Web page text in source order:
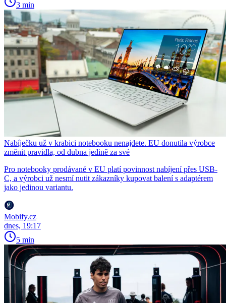
3 min
Nabíječku už v krabici notebooku nenajdete. EU donutila výrobce
změnit pravidla, od dubna jedině za své
Pro notebooky prodávané v EU platí povinnost nabíjení přes USB-
C, a výrobci už nesmí nutit zákazníky kupovat balení s adaptérem
jako jedinou variantu.
Mobify.cz
dnes, 19:17
5 min